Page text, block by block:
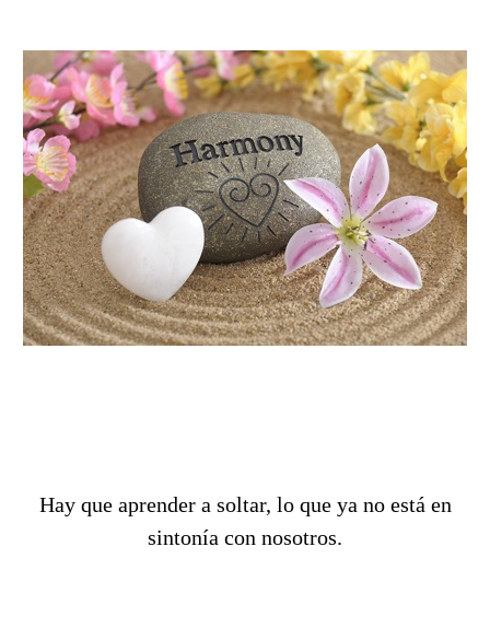
Hay que aprender a soltar, lo que ya no está en
sintonía con nosotros.